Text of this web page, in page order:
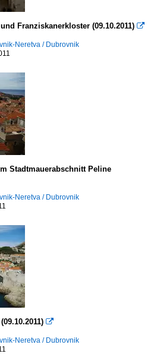
Franziskanerkloster (09.10.2011) 
Neretva / Dubrovnik
Stadtmauerabschnitt Peline
Neretva / Dubrovnik

Neretva / Dubrovnik